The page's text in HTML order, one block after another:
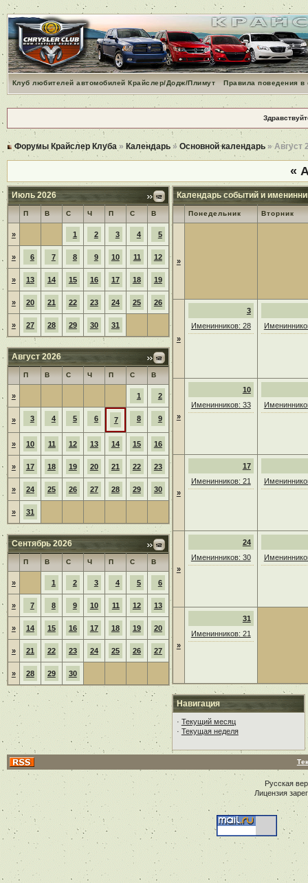
Клуб любителей автомобилей Крайслер/Додж/Плимут Правила поведения
Форумы Крайслер Клуба » Календарь» Основной календарь» Август
«
Июль 2026
П В С Ч П С В
» 1 2 3 4 5
» 6 7 8 9 10 11 12
» 13 14 15 16 17 18 19
» 20 21 22 23 24 25 26
» 27 28 29 30 31
Август 2026
П В С Ч П С В
» 1 2
» 3 4 5 6 7 8 9
» 10 11 12 13 14 15 16
» 17 18 19 20 21 22 23
» 24 25 26 27 28 29 30
» 31
Сентябрь 2026
П В С Ч П С В
» 1 2 3 4 5 6
» 7 8 9 10 11 12 13
» 14 15 16 17 18 19 20
» 21 22 23 24 25 26 27
» 28 29 30
Календарь событий и
Понедельник Вторник
»
»
3
Именинников: 28
»
10
Именинников: 33
»
17
Именинников: 21
»
24
Именинников: 30
»
31
Именинников: 21
Навигация
· Текущий месяц
· Текущая неделя
Русская
Лицензия